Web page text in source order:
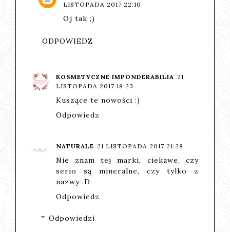
LISTOPADA 2017 22:10
Oj tak ;)
ODPOWIEDZ
KOSMETYCZNE IMPONDERABILIA 21
LISTOPADA 2017 18:23
Kuszące te nowości :)
Odpowiedz
NATURALE 21 LISTOPADA 2017 21:28
Nie znam tej marki, ciekawe, czy
serio są mineralne, czy tylko z
nazwy :D
Odpowiedz
Odpowiedzi